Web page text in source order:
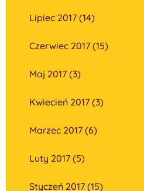
Lipiec 2017 (14)
Czerwiec 2017 (15)
Maj 2017 (3)
Kwiecień 2017 (3)
Marzec 2017 (6)
Luty 2017 (5)
Styczeń 2017 (15)